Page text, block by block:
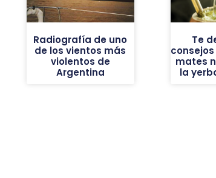
Radiografía de uno
de los vientos más
violentos de
Argentina
Te
mates
la